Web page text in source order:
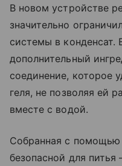
В новом устройстве
значительно
системы в конденсат.
дополнительный
соединение, которое
геля, не позволяя ей
вместе с водой.
Собранная с помощью
безопасной для